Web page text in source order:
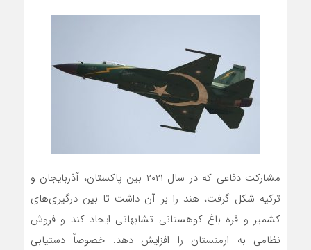
مشارکت دفاعی که در سال ۲۰۲۱ بین پاکستان، آذربایجان و
ترکیه شکل گرفت، هند را بر آن داشت تا بین درگیری‌های
کشمیر و قره باغ کوهستانی تشابهاتی ایجاد کند و فروش
نظامی به ارمنستان را افزایش دهد. خصوصاً دستیابی